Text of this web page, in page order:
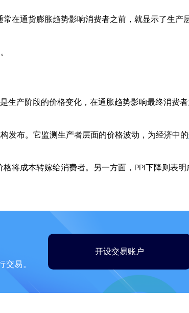
在通货膨胀趋势影响消费者之前，就显示了生产
生产阶段的价格变化，在通胀趋势影响最终消费
发布。它监测生产者层面的价格波动，为经济中的
将成本转嫁给消费者。另一方面，PPI下降则表明
易。
开设交易账户